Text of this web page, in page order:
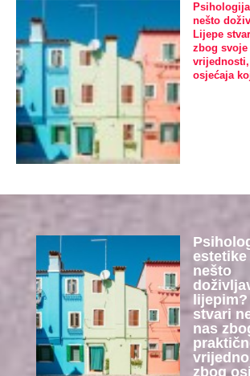
nešto
Lijepe
zbog
osjećaja
estetike
nešto
stvari
nas
zbog